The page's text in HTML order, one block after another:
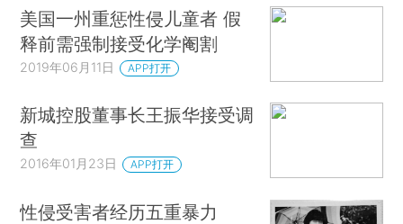
美国一州重惩性侵儿童者 假
释前需强制接受化学阉割
2019年06月11日 APP打开
新城控股董事长王振华接受调
查
2016年01月23日 APP打开
性侵受害者经历五重暴力